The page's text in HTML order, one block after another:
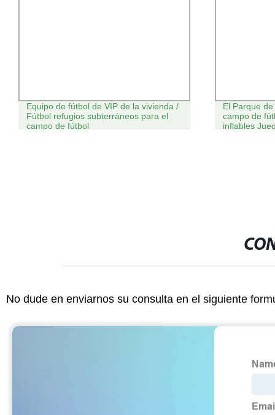
de fútbol de VIP de la vivienda /
refugios subterráneos para el
de fútbol
El Parque de
campo de fútbol el
inflables Juego
No dude en enviarnos su consulta en el siguiente